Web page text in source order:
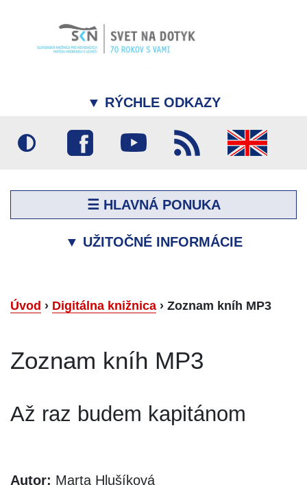
▼ RÝCHLE ODKAZY
☰ HLAVNÁ PONUKA
▼ UŽITOČNÉ INFORMÁCIE
Úvod › Digitálna knižnica › Zoznam kníh MP3
Zoznam kníh MP3
Až raz budem kapitánom
Autor: Marta Hlušíková